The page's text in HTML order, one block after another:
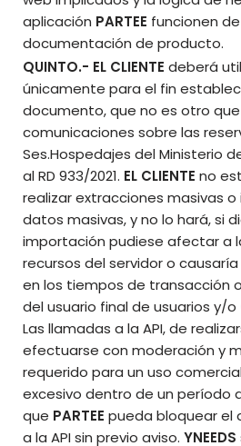
aplicación PARTEE funcionen
documentación de producto.
QUINTO.- EL CLIENTE deberá
únicamente para el fin
documento, que no es otro
comunicaciones sobre las
Ses.Hospedajes del Ministerio
al RD 933/2021. EL CLIENTE no
realizar extracciones masivas
datos masivas, y no lo hará, si
importación pudiese afectar a
recursos del servidor o
en los tiempos de transacción
del usuario final de usuarios y/o
Las llamadas a la API, de
efectuarse con moderación y
requerido para un uso
excesivo dentro de un período
que PARTEE pueda bloquear el
a la API sin previo aviso. YNEEDS